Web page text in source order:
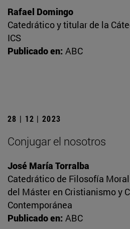
Rafael Domingo
Catedrático y titular de la
ICS
Publicado en: ABC
28 | 12 | 2023
Conjugar el nosotros
José María Torralba
Catedrático de Filosofía
del Máster en Cristianismo y
Contemporánea
Publicado en: ABC